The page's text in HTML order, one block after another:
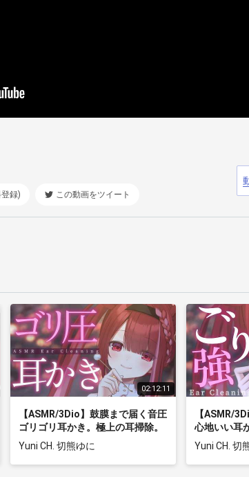
録) この動画をツイート
02:12:11
【ASMR/3Dio】鼓膜まで届く音圧
ゴリゴリ耳かき。極上の耳掃除。
至極の耳掃除。睡眠┆囁き
┆Earcleaning┆Whispering┆Vt
uber【星めぐり学園/切熊ゆに】
Yuni CH. 切熊ゆに
【ASMR/
心地いい耳
至極の耳掃
uber【星め
Yuni CH. 切